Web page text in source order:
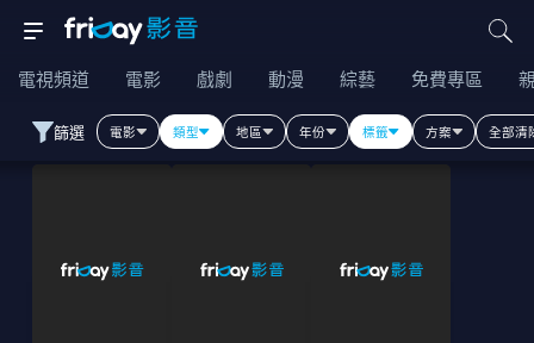
電視頻道 電影 戲劇 動漫 綜藝 免費專區
篩選 電影 類型 地區 年份 標籤 方案 全部清